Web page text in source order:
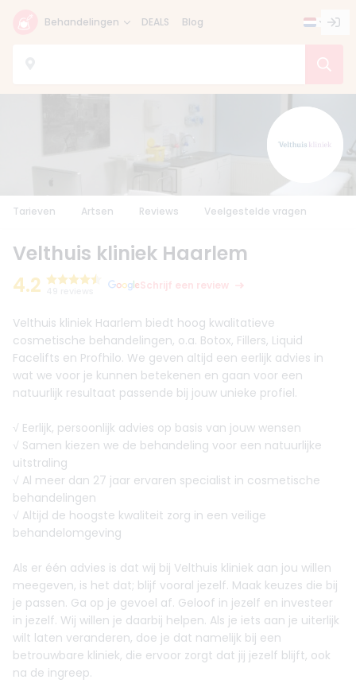
Behandelingen DEALS Blog
Tarieven Artsen Reviews Veelgestelde vragen
Velthuis kliniek Haarlem
4.2
Schrijf een review
Velthuis kliniek Haarlem biedt hoog kwalitatieve
cosmetische behandelingen, o.a. Botox, Fillers, Liquid
Facelifts en Profhilo. We geven altijd een eerlijk advies in
wat we voor je kunnen betekenen en gaan voor een
natuurlijk resultaat passende bij jouw unieke profiel.
√ Eerlijk, persoonlijk advies op basis van jouw wensen
√ Samen kiezen we de behandeling voor een natuurlijke
uitstraling
√ Al meer dan 27 jaar ervaren specialist in cosmetische
behandelingen
√ Altijd de hoogste kwaliteit zorg in een veilige
behandelomgeving
Als er één advies is dat wij bij Velthuis kliniek aan jou willen
meegeven, is het dat; blijf vooral jezelf. Maak keuzes die bij
je passen. Ga op je gevoel af. Geloof in jezelf en investeer
in jezelf. Wij willen je daarbij helpen. Als je iets aan je uiterlijk
wilt laten veranderen, doe je dat namelijk bij een
betrouwbare kliniek, die ervoor zorgt dat jij jezelf blijft, ook
na de ingreep.